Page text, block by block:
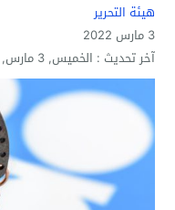
هيئة التحرير
3 مارس 2022
آخر تحديث : الخميس, 3 مارس, 2022 - 1:21 مساءً